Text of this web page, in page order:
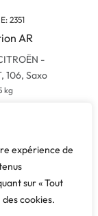
expérience de
sur « Tout
cookies.
2351
AR
-
106, Saxo
kg